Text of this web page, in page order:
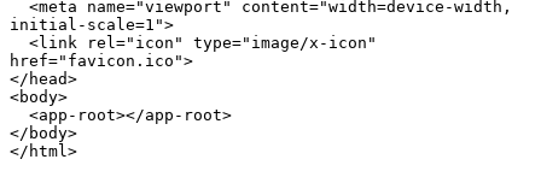
initial-scale=1">
href="favicon.ico">
</head>
<body>
</body>
</html>